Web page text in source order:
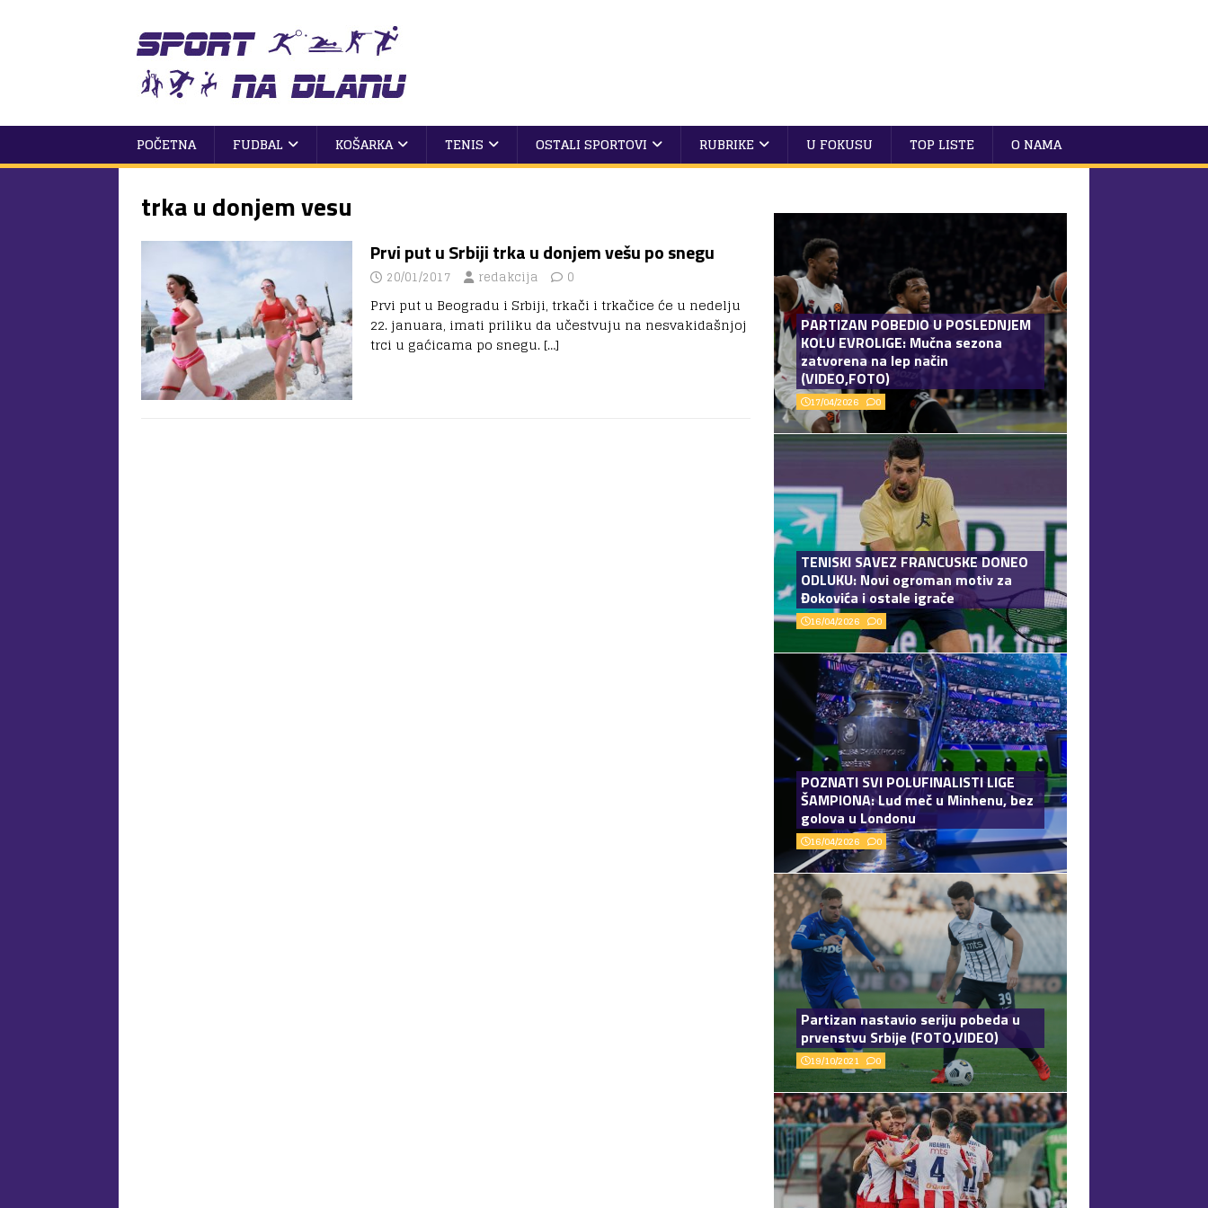
POČETNA FUDBAL KOŠARKA TENIS OSTALI SPORTOVI RUBRIKE U FOKUSU TOP LISTE O NAMA
trka u donjem vesu
Prvi put u Srbiji trka u donjem vešu po snegu
20/01/2017 redakcija 0
Prvi put u Beogradu i Srbiji, trkači i trkačice će u nedelju
22. januara, imati priliku da učestvuju na nesvakidašnjoj
trci u gaćicama po snegu. […]
PARTIZAN POBEDIO U POSLEDNJEM
KOLU EVROLIGE: Mučna sezona
zatvorena na lep način
(VIDEO,FOTO)
17/04/2026 0
TENISKI SAVEZ FRANCUSKE DONEO
ODLUKU: Novi ogroman motiv za
Đokovića i ostale igrače
16/04/2026 0
POZNATI SVI POLUFINALISTI LIGE
ŠAMPIONA: Lud meč u Minhenu, bez
golova u Londonu
16/04/2026 0
Partizan nastavio seriju pobeda u
prvenstvu Srbije (FOTO,VIDEO)
19/10/2021 0